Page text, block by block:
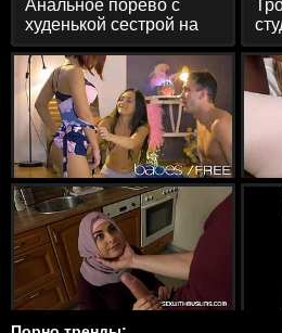
Анальное порево с
худенькой сестрой на
полу раком снятое
скрытой камерой